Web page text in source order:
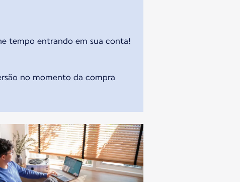
tempo entrando em sua conta!
no momento da compra